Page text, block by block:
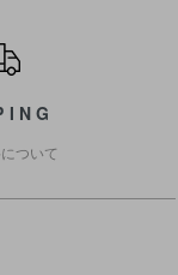
ついて